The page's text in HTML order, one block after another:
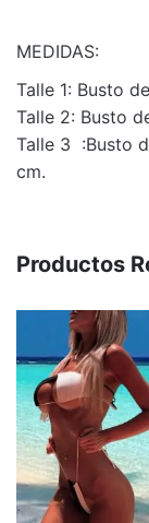
MEDIDAS:
Talle 1: Busto
Talle 2: Busto
Talle 3 :Busto
cm.
Productos